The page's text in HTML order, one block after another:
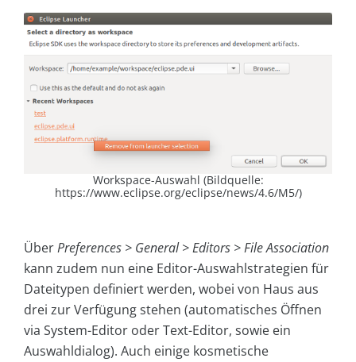
Workspace-Auswahl (Bildquelle:
https://www.eclipse.org/eclipse/news/4.6/M5/)
ÜberPreferences > General > Editors > File Association
kann zudem nun eine Editor-Auswahlstrategien für
Dateitypen definiert werden, wobei von Haus aus
drei zur Verfügung stehen (automatisches Öffnen
via System-Editor oder Text-Editor, sowie ein
Auswahldialog). Auch einige kosmetische